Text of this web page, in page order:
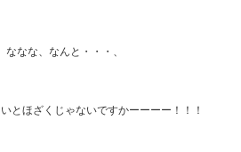
ななな、なんと・・・、
とほざくじゃないですかーーーー！！！